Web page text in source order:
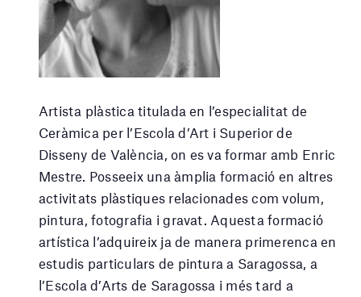
Artista plàstica titulada en l’especialitat de
Ceràmica per l’Escola d’Art i Superior de
Disseny de València, on es va formar amb Enric
Mestre. Posseeix una àmplia formació en altres
activitats plàstiques relacionades com volum,
pintura, fotografia i gravat. Aquesta formació
artística l’adquireix ja de manera primerenca en
estudis particulars de pintura a Saragossa, a
l’Escola d’Arts de Saragossa i més tard a